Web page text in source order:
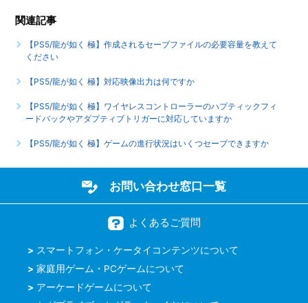
もっと見る
関連記事
【PS5/龍が如く 極】作成されるセーブファイルの必要容量を教えて
ください
【PS5/龍が如く 極】対応映像出力は何ですか
【PS5/龍が如く 極】ワイヤレスコントローラーのハプティックフィ
ードバックやアダプティブトリガーに対応していますか
【PS5/龍が如く 極】ゲームの進行状況はいくつセーブできますか
お問い合わせ窓口一覧
よくあるご質問
スマートフォン・ケータイコンテンツについて
家庭用ゲーム・PCゲームについて
アーケードゲームについて